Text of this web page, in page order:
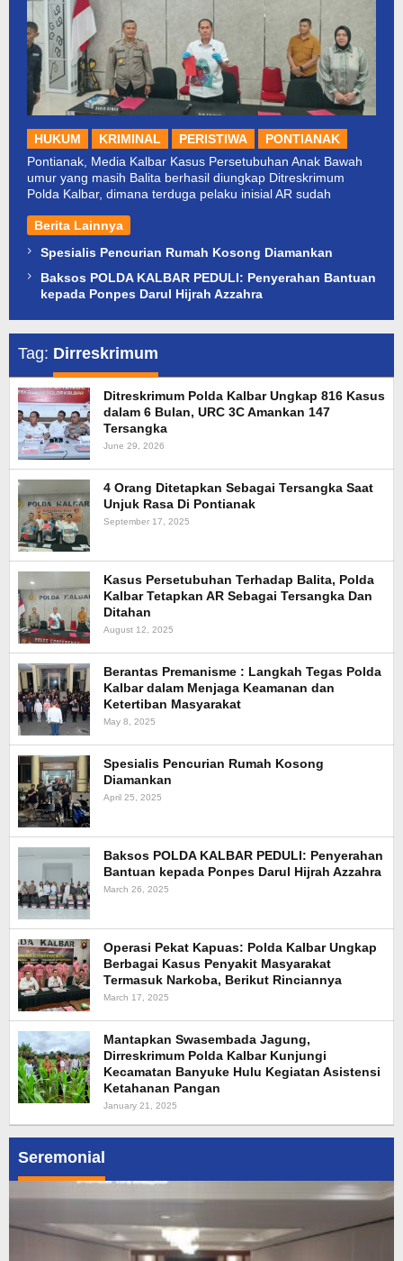
HUKUM KRIMINAL PERISTIWA
PONTIANAK
Pontianak, Media Kalbar Kasus Persetubuhan Anak Bawah
umur yang masih Balita berhasil diungkap Ditreskrimum
Polda Kalbar, dimana terduga pelaku inisial AR sudah
Berita Lainnya
Spesialis Pencurian Rumah Kosong Diamankan
Baksos POLDA KALBAR PEDULI: Penyerahan Bantuan
kepada Ponpes Darul Hijrah Azzahra
Seremonial
Tag: Dirreskrimum
Ditreskrimum Polda Kalbar Ungkap 816 Kasus
dalam 6 Bulan, URC 3C Amankan 147
Tersangka
June 29, 2026
4 Orang Ditetapkan Sebagai Tersangka Saat
Unjuk Rasa Di Pontianak
September 17, 2025
Kasus Persetubuhan Terhadap Balita, Polda
Kalbar Tetapkan AR Sebagai Tersangka Dan
Ditahan
August 12, 2025
Berantas Premanisme : Langkah Tegas Polda
Kalbar dalam Menjaga Keamanan dan
Ketertiban Masyarakat
May 8, 2025
Spesialis Pencurian Rumah Kosong
Diamankan
April 25, 2025
Baksos POLDA KALBAR PEDULI: Penyerahan
Bantuan kepada Ponpes Darul Hijrah Azzahra
March 26, 2025
Operasi Pekat Kapuas: Polda Kalbar Ungkap
Berbagai Kasus Penyakit Masyarakat
Termasuk Narkoba, Berikut Rinciannya
March 17, 2025
Mantapkan Swasembada Jagung,
Dirreskrimum Polda Kalbar Kunjungi
Kecamatan Banyuke Hulu Kegiatan Asistensi
Ketahanan Pangan
January 21, 2025